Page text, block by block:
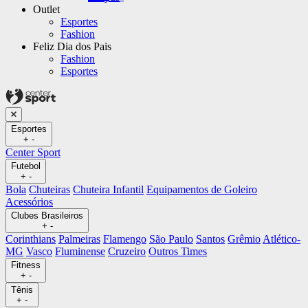
Outlet
Esportes
Fashion
Feliz Dia dos Pais
Fashion
Esportes
Esportes
+ -
Center Sport
Futebol
+ -
Bola Chuteiras Chuteira Infantil Equipamentos de Goleiro
Acessórios
Clubes Brasileiros
+ -
Corinthians Palmeiras Flamengo São Paulo Santos Grêmio Atlético-
MG Vasco Fluminense Cruzeiro Outros Times
Fitness
+ -
Tênis
+ -